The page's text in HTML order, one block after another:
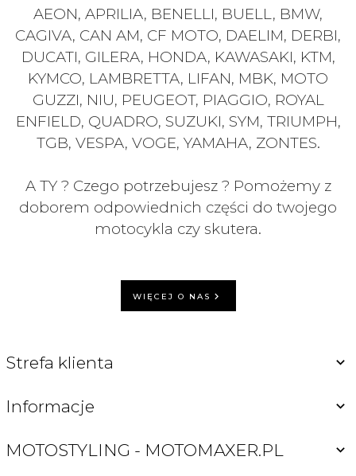
AEON, APRILIA, BENELLI, BUELL, BMW,
CAGIVA, CAN AM, CF MOTO, DAELIM, DERBI,
DUCATI, GILERA, HONDA, KAWASAKI, KTM,
KYMCO, LAMBRETTA, LIFAN, MBK, MOTO
GUZZI, NIU, PEUGEOT, PIAGGIO, ROYAL
ENFIELD, QUADRO, SUZUKI, SYM, TRIUMPH,
TGB, VESPA, VOGE, YAMAHA, ZONTES.
A TY ? Czego potrzebujesz ? Pomożemy z
doborem odpowiednich części do twojego
motocykla czy skutera.
WIĘCEJ O NAS
Strefa klienta
Informacje
MOTOSTYLING - MOTOMAXER.PL